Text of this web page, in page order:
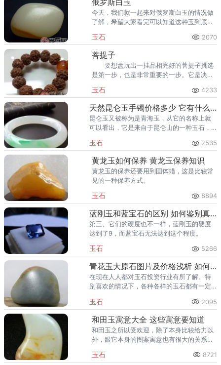
今天，我们就一起来对俄罗斯白玉的情况做
了解，希望大家看完可以知道这种玉到底好
的软玉系统，而且俄罗斯玉以白玉、黄玉为
主。
玉石 2070
菩提子
要想盘玩出一挂品相完好的菩提子挑选
是第一步，也是非常重要的一步。它是决定
一定要重视。
玉石 4233
天然昆仑玉手镯价格多少 它有什么特点
昆仑玉又被称为是青海玉，从它的名称上就
可以看出，它是来自于昆仑山的一种玉石，
会希望能够购买用昆仑玉制作成的手镯，那
么，天然昆仑玉手镯价格多少？
玉石 2535
黄龙玉如何保养 黄龙玉保养知识
黄龙玉的保养还要用到固体蜡，这是比较常
见的一种保养方式。
玉石 8894
蓝刚玉和蓝宝石的区别 如何鉴别真伪
第三、它们的硬度也不一样，蓝刚玉的硬度
达到了9，而蓝宝石无法达到这个程度。
玉石 5266
青花玉大原石图片及价格浅析 如何鉴别真伪
在现在人人都对玉石投资行业有所了解、特
别喜欢的情况下，各种各样的玉石都有一定
中的一种类别，也就是青花玉。
玉石 2095
和田玉寓意大全 这些寓意要知道
和田玉之所以受欢迎，除了本身比较给力以
外，跟它本身的图案寓意也有很大的关系，
能够对它的寓意有所了解，那么，和田玉寓
玉石 8721